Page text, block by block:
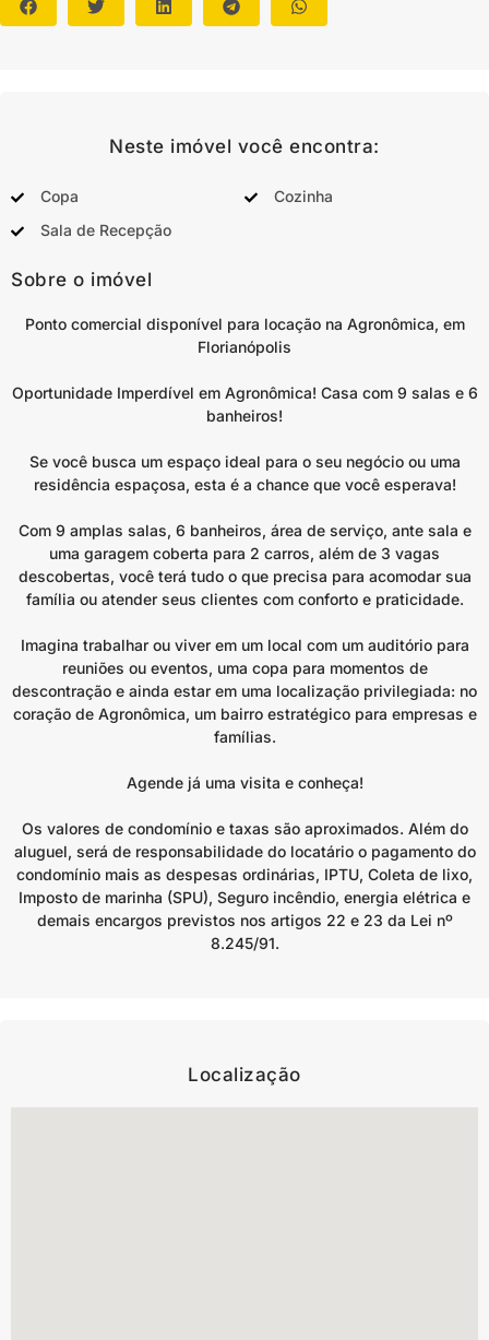
Neste imóvel você encontra:
Copa
Cozinha
Sala de Recepção
Sobre o imóvel
Ponto comercial disponível para locação na Agronômica, em
Florianópolis
Oportunidade Imperdível em Agronômica! Casa com 9 salas e 6
banheiros!
Se você busca um espaço ideal para o seu negócio ou uma
residência espaçosa, esta é a chance que você esperava!
Com 9 amplas salas, 6 banheiros, área de serviço, ante sala e
uma garagem coberta para 2 carros, além de 3 vagas
descobertas, você terá tudo o que precisa para acomodar sua
família ou atender seus clientes com conforto e praticidade.
Imagina trabalhar ou viver em um local com um auditório para
reuniões ou eventos, uma copa para momentos de
descontração e ainda estar em uma localização privilegiada: no
coração de Agronômica, um bairro estratégico para empresas e
famílias.
Agende já uma visita e conheça!
Os valores de condomínio e taxas são aproximados. Além do
aluguel, será de responsabilidade do locatário o pagamento do
condomínio mais as despesas ordinárias, IPTU, Coleta de lixo,
Imposto de marinha (SPU), Seguro incêndio, energia elétrica e
demais encargos previstos nos artigos 22 e 23 da Lei nº
8.245/91.
Localização